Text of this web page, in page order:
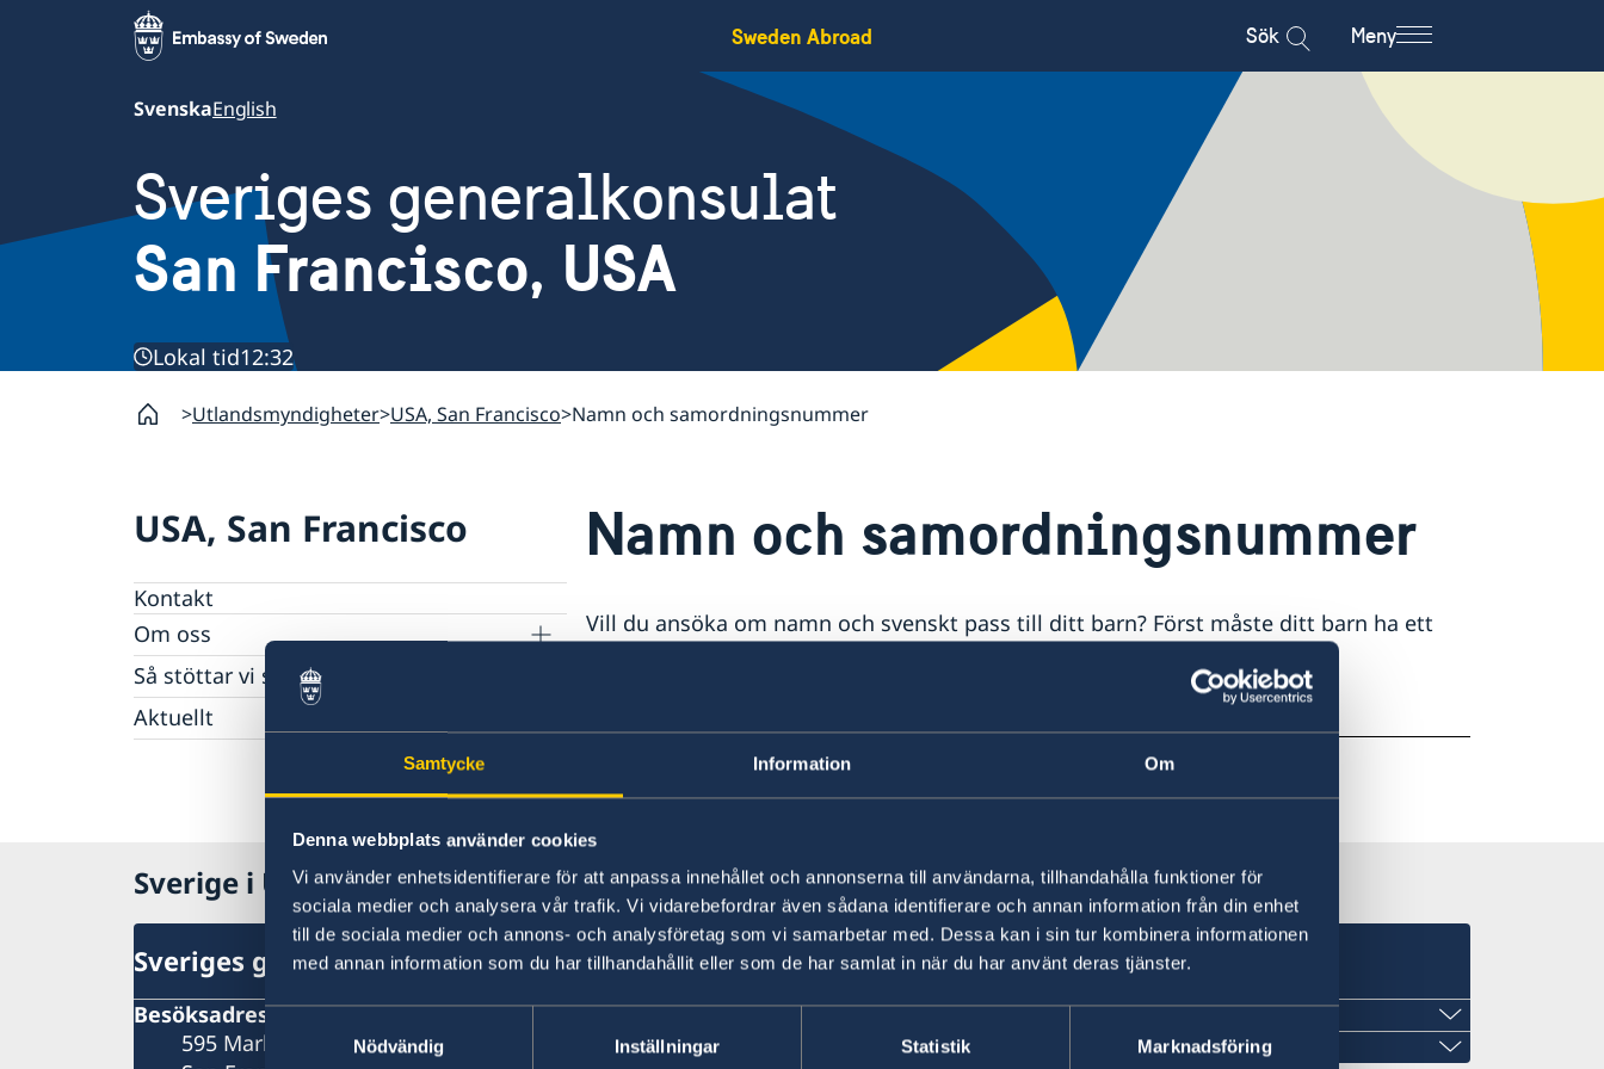
Samtycke Information Om
Denna webbplats använder cookies
Vi använder enhetsidentifierare för att anpassa innehållet och annonserna till användarna, tillhandahålla funktioner för
sociala medier och analysera vår trafik. Vi vidarebefordrar även sådana identifierare och annan information från din enhet
till de sociala medier och annons- och analysföretag som vi samarbetar med. Dessa kan i sin tur kombinera informationen
med annan information som du har tillhandahållit eller som de har samlat in när du har använt deras tjänster.
Samtyckesval
Nödvändig
Inställningar Statistik Marknadsföring
Sweden Abroad Sök Meny
SvenskaEnglish
Sveriges generalkonsulat
San Francisco, USA
Lokal tid12:32
Utlandsmyndigheter USA, San Francisco Namn och samordningsnummer
USA, San Francisco
Kontakt
Om oss
Lediga tjänster
Så stöttar vi svenska företag
Vi är en resurs för svenska företag
Team Sweden
Anmäl handelshinder
Aktuellt
Namn och samordningsnummer
Vill du ansöka om namn och svenskt pass till ditt barn? Först måste ditt barn ha ett
Senast uppdaterad 22 feb. 2024, 16.37
Sverige i USA, San Francisco
Sveriges generalkonsulat
Besöksadress
595 Market Street
Honorärkonsulat
Honolulu, HI
Los Angeles, CA